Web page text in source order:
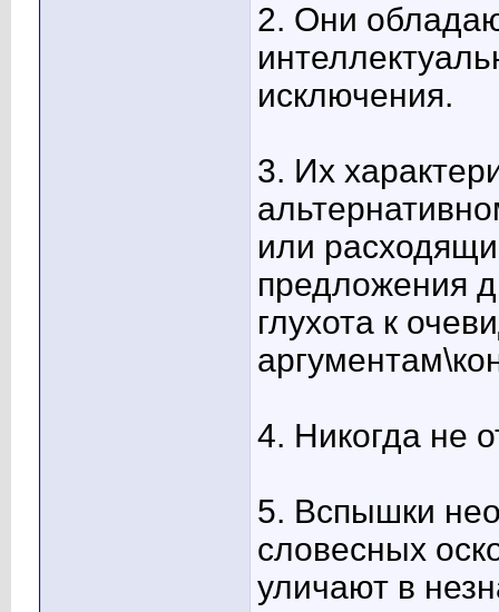
2. Они
исключения.
3. Их
или
предложения
глухота к
4. Никогда не
5. Вспышки
словесных
уличают в